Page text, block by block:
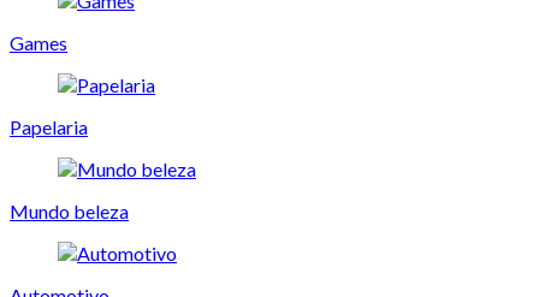
Games
Papelaria
Mundo beleza